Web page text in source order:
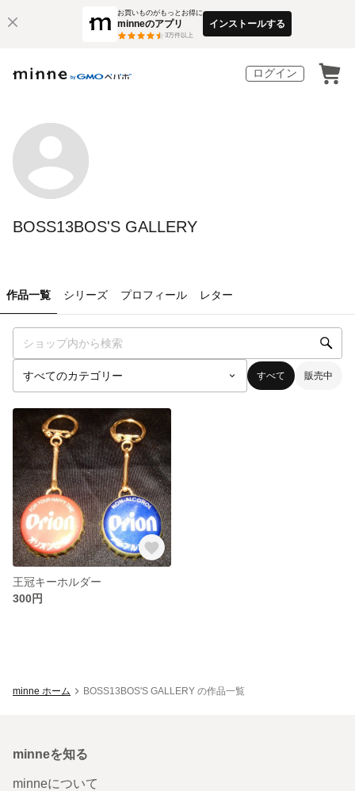
お買いものがもっとお得に
minneのアプリ
3万件以上
インストールする
ログイン
BOSS13BOS'S GALLERY
作品一覧 シリーズ プロフィール レター
すべて 販売中
王冠キーホルダー
300円
minne ホーム BOSS13BOS'S GALLERY の作品一覧
minneを知る
minneについて